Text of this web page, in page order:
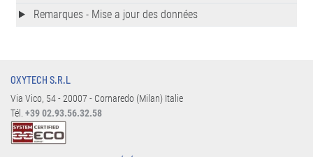
Remarques - Mise a jour des données
OXYTECH S.R.L
Via Vico, 54 - 20007 - Cornaredo (Milan) Italie
Tél. +39 02.93.56.32.58